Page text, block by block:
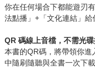
你在任何場合下都能遊刃
法點播」+「文化連結」給
QR 碼線上音檔，不需光
本書的QR碼，將帶領你
中隨刷隨聽與全書一次下